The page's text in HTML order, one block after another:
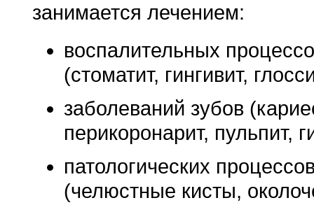
занимается лечением:
воспалительных
(стоматит, гингивит,
заболеваний зубов
перикоронарит, пульпит,
патологических
(челюстные кисты,